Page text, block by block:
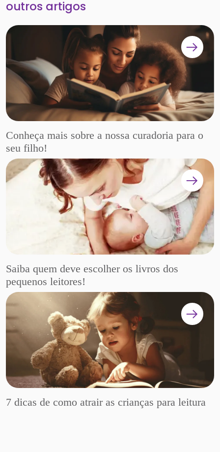
outros artigos
Conheça mais sobre a nossa curadoria para o
seu filho!
Saiba quem deve escolher os livros dos
pequenos leitores!
7 dicas de como atrair as crianças para leitura